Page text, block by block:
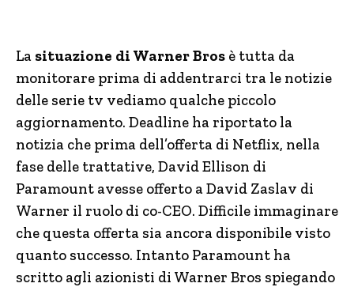
La situazione di Warner Bros è tutta da
monitorare prima di addentrarci tra le notizie
delle serie tv vediamo qualche piccolo
aggiornamento. Deadline ha riportato la
notizia che prima dell’offerta di Netflix, nella
fase delle trattative, David Ellison di
Paramount avesse offerto a David Zaslav di
Warner il ruolo di co-CEO. Difficile immaginare
che questa offerta sia ancora disponibile visto
quanto successo. Intanto Paramount ha
scritto agli azionisti di Warner Bros spiegando